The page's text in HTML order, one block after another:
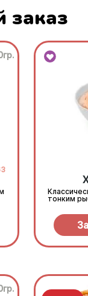
заказ
тонким